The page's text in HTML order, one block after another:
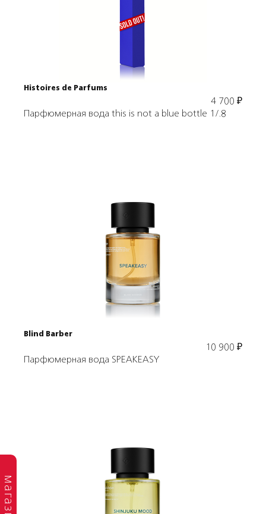
магазин
В корзину
Histoires de Parfums
4 700 ₽
Парфюмерная вода this is not a blue bottle 1/.8
Подробнее
В корзину
Blind Barber
10 900 ₽
Парфюмерная вода SPEAKEASY
Подробнее